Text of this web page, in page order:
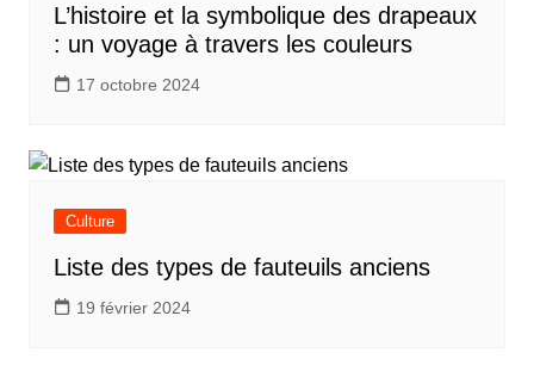
L’histoire et la symbolique des drapeaux
: un voyage à travers les couleurs
17 octobre 2024
Culture
Liste des types de fauteuils anciens
19 février 2024